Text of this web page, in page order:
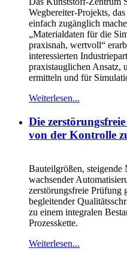
Wegbereiter-Projekts,
einfach zugänglich
„Materialdaten für die
praxisnah, wertvoll“
interessierten
praxistauglichen Ansatz,
ermitteln und für
Weiterlesen...
Die
von der Kontrolle
Bauteilgrößen,
wachsender
zerstörungsfreie Prüfung
begleitender
zu einem integralen
Prozesskette.
Weiterlesen...